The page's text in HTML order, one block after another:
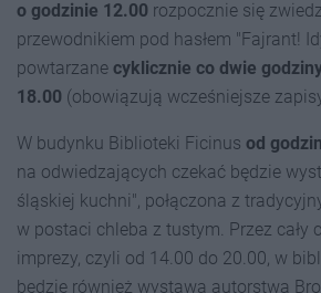
o godzinie 12.00 rozpocznie się
przewodnikiem pod hasłem "Fajrant!
powtarzane cyklicznie co dwie
18.00 (obowiązują wcześniejsze
W budynku Biblioteki Ficinus od
na odwiedzających czekać będzie
śląskiej kuchni", połączona z
w postaci chleba z tustym. Przez cały
imprezy, czyli od 14.00 do 20.00, w
będzie również wystawa autorstwa